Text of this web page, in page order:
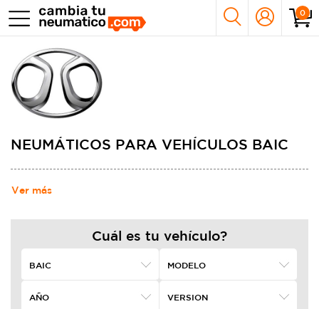
0
NEUMÁTICOS PARA VEHÍCULOS BAIC
Ver más
Cuál es tu vehículo?